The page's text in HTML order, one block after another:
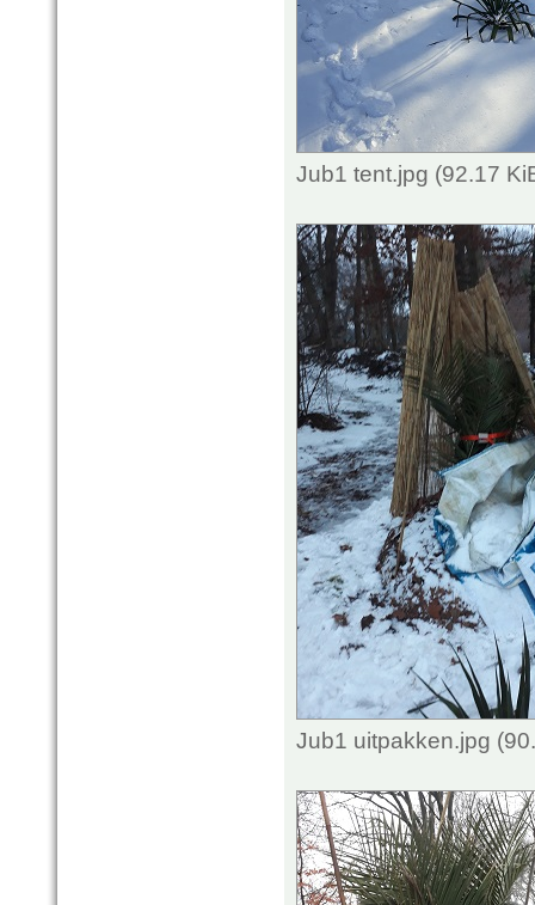
Jub1 tent.jpg (92.17
Jub1 uitpakken.jpg